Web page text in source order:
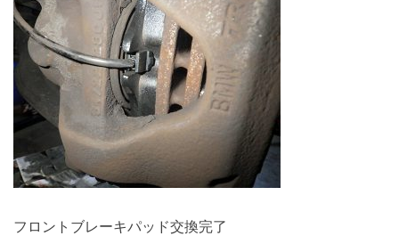
フロントブレーキパッド交換完了